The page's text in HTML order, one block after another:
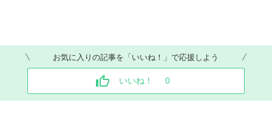
お気に入りの記事を「いいね！」で応援しよう
いいね！ 0